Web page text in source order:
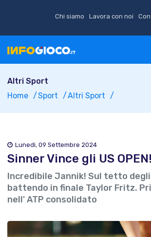
Chi siamo Lavora con noi
Altri Sport
Home
Sport Altri Sport
Lunedì, 09 Settembre 2024
Sinner Vince gli US OPEN!
Incredibile Jannik! Sul tetto
battendo in finale Taylor Fritz.
nell' ATP consolidato